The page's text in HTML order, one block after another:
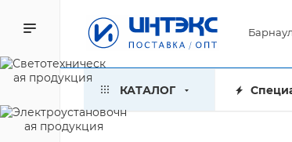
Барнаул
КАТАЛОГ